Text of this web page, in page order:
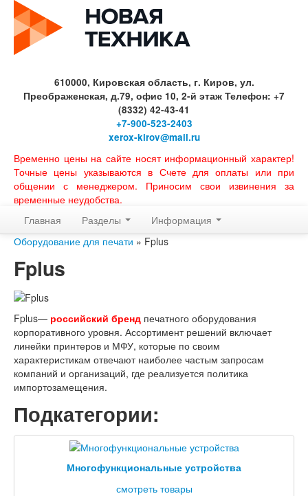
610000, Кировская область, г. Киров, ул.
Преображенская, д.79, офис 10, 2-й этаж Телефон: +7
(8332) 42-43-41
+7-900-523-2403
xerox-kirov@mail.ru
Временно цены на сайте носят информационный характер!
Точные цены указываются в Счете для оплаты или при
общении с менеджером. Приносим свои извинения за
временные неудобства.
Главная
Разделы
Информация
Оборудование для печати » Fplus
Fplus
Fplus— российский бренд печатного оборудования
корпоративного уровня. Ассортимент решений включает
линейки принтеров и МФУ, которые по своим
характеристикам отвечают наиболее частым запросам
компаний и организаций, где реализуется политика
импортозамещения.
Подкатегории:
Многофункциональные устройства
смотреть товары